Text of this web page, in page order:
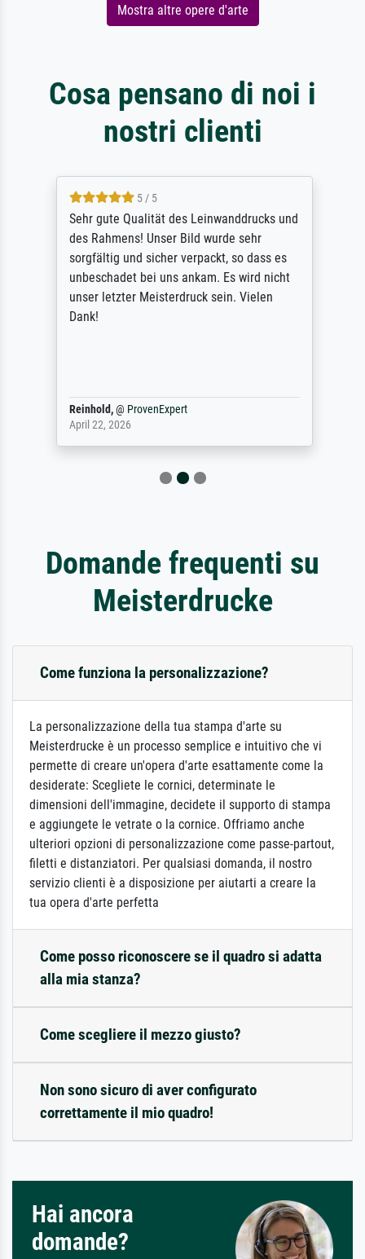
Mostra altre opere d'arte
Cosa pensano di noi i
nostri clienti
5 / 5
Sehr gute Qualität des Leinwanddrucks und
des Rahmens! Unser Bild wurde sehr
sorgfältig und sicher verpackt, so dass es
unbeschadet bei uns ankam. Es wird nicht
unser letzter Meisterdruck sein. Vielen
Dank!
Reinhold,@ ProvenExpert
April 22, 2026
Domande frequenti su
Meisterdrucke
Come funziona la personalizzazione?
La personalizzazione della tua stampa d'arte su
Meisterdrucke è un processo semplice e intuitivo che vi
permette di creare un'opera d'arte esattamente come la
desiderate: Scegliete le cornici, determinate le
dimensioni dell'immagine, decidete il supporto di stampa
e aggiungete le vetrate o la cornice. Offriamo anche
ulteriori opzioni di personalizzazione come passe-partout,
filetti e distanziatori. Per qualsiasi domanda, il nostro
servizio clienti è a disposizione per aiutarti a creare la
tua opera d'arte perfetta
Come posso riconoscere se il quadro si adatta
alla mia stanza?
Come scegliere il mezzo giusto?
Non sono sicuro di aver configurato
correttamente il mio quadro!
Hai ancora
domande?